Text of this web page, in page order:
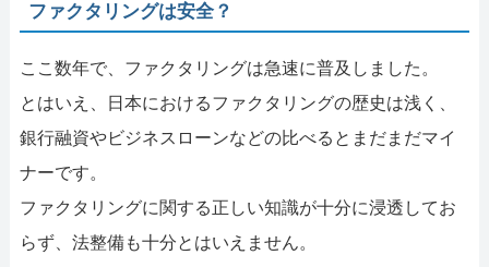
ファクタリングは安全？
ここ数年で、ファクタリングは急速に普及しました。
とはいえ、日本におけるファクタリングの歴史は浅く、
銀行融資やビジネスローンなどの比べるとまだまだマイ
ナーです。
ファクタリングに関する正しい知識が十分に浸透してお
らず、法整備も十分とはいえません。